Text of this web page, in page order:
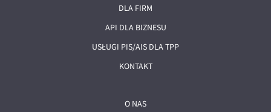
DLA FIRM
API DLA BIZNESU
USŁUGI PIS/AIS DLA TPP
KONTAKT
O NAS